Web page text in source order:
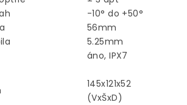
-10° do +50°
56mm
5.25mm
áno, IPX7
145x121x52
(VxŠxD)